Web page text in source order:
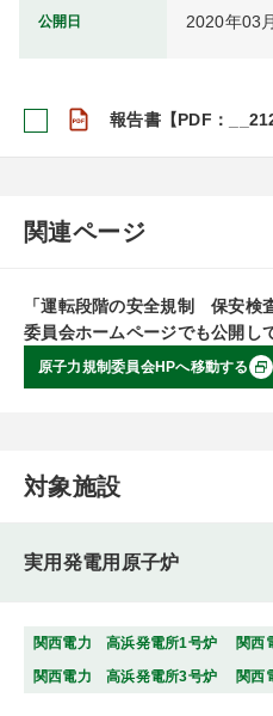
公開日 2020年03
報告書【PDF：
関連ページ
「運転段階の安全規制 保安検
委員会ホームページでも公開し
原子力規制委員会HPへ移動する
対象施設
実用発電用原子炉
関西電力 高浜発電所1号炉
関西
関西電力 高浜発電所3号炉
関西